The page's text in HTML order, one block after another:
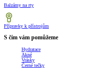
Balzámy na rty
Přípravky k přístrojům
S čím vám pomůžeme
Hydratace
Akné
Vrásky
Černé tečky